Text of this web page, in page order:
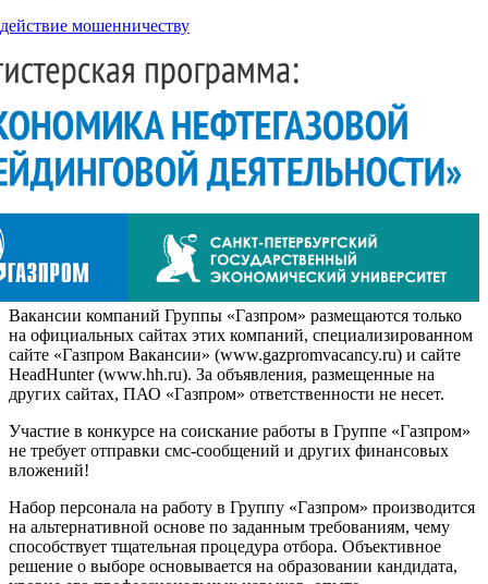
мошенничеству
Вакансии компаний Группы «Газпром» размещаются только
на официальных сайтах этих компаний, специализированном
сайте «Газпром Вакансии» (www.gazpromvacancy.ru) и сайте
HeadHunter (www.hh.ru). За объявления, размещенные на
других сайтах, ПАО «Газпром» ответственности не несет.
Участие в конкурсе на соискание работы в Группе «Газпром»
не требует отправки смс-сообщений и других финансовых
вложений!
Набор персонала на работу в Группу «Газпром» производится
на альтернативной основе по заданным требованиям, чему
способствует тщательная процедура отбора. Объективное
решение о выборе основывается на образовании кандидата,